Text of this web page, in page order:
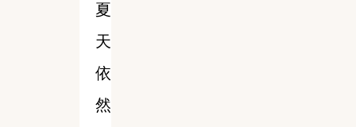
夏
天
依
然